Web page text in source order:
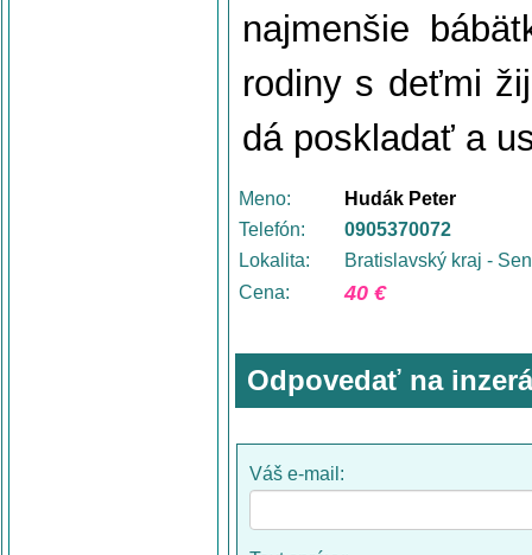
najmenšie
rodiny s deťmi
dá poskladať a
Meno:
Hudák Peter
Telefón:
0905370072
Lokalita:
Bratislavský kraj -
Cena:
40 €
Odpovedať na
Váš e-mail: